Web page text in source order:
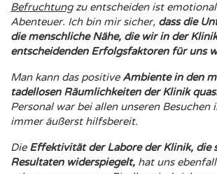
Befruchtungzu entscheiden ist emotional ein recht heikles
Abenteuer. Ich bin mir sicher, dass die
die menschliche Nähe, die wir in der
entscheidenden Erfolgsfaktoren für uns
Man kann das positive Ambiente in den
tadellosen Räumlichkeiten der Klinik
Personal war bei allen unseren Besuchen
immer äußerst hilfsbereit.
Die Effektivität der Labore der Klinik, die
Resultaten widerspiegelt, hat uns